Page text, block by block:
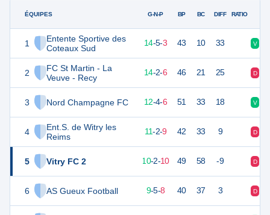
ÉQUIPES
1
Entente Sportive des
Coteaux Sud
2
FC St Martin - La
Veuve - Recy
3 Nord Champagne FC
4
Ent.S. de Witry les
Reims
5 Vitry FC 2
6 AS Gueux Football
G-N-P BP BC DIFF RATIO
47 22 14-5-3 43 10 33 V
44 14-2-6 46 21 25 D
40 22 12-4-6 51 33 18 V
35 11-2-9 42 33 9 D
10-2-10 49 58 -9 D
31 9-5-8 40 37 3 D